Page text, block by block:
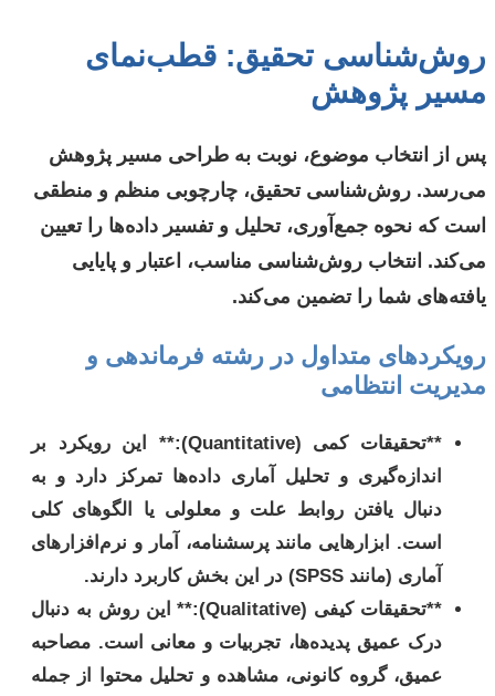
روش‌شناسی تحقیق: قطب‌نمای
مسیر پژوهش
پس از انتخاب موضوع، نوبت به طراحی مسیر پژوهش
می‌رسد. روش‌شناسی تحقیق، چارچوبی منظم و منطقی
است که نحوه جمع‌آوری، تحلیل و تفسیر داده‌ها را تعیین
می‌کند. انتخاب روش‌شناسی مناسب، اعتبار و پایایی
یافته‌های شما را تضمین می‌کند.
رویکردهای متداول در رشته فرماندهی و
مدیریت انتظامی
**تحقیقات کمی (Quantitative):** این رویکرد بر
اندازه‌گیری و تحلیل آماری داده‌ها تمرکز دارد و به
دنبال یافتن روابط علت و معلولی یا الگوهای کلی
است. ابزارهایی مانند پرسشنامه، آمار و نرم‌افزارهای
آماری (مانند SPSS) در این بخش کاربرد دارند.
**تحقیقات کیفی (Qualitative):** این روش به دنبال
درک عمیق پدیده‌ها، تجربیات و معانی است. مصاحبه
عمیق، گروه کانونی، مشاهده و تحلیل محتوا از جمله